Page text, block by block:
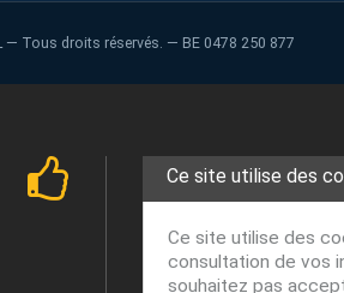
— Tous droits réservés. — BE 0478 250 877
Ce site utilise des
Ce site utilise des
consultation de vos
souhaitez pas